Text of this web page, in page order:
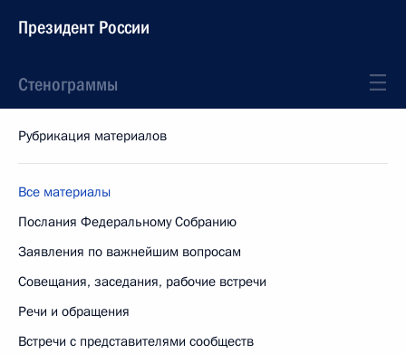
Президент России
Стенограммы
Рубрикация материалов
Все материалы
Послания Федеральному Собранию
Заявления по важнейшим вопросам
Совещания, заседания, рабочие встречи
Речи и обращения
Встречи с представителями сообществ